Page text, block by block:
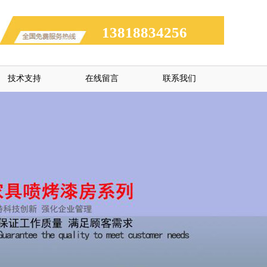
13818834256
技术支持 在线留言 联系我们